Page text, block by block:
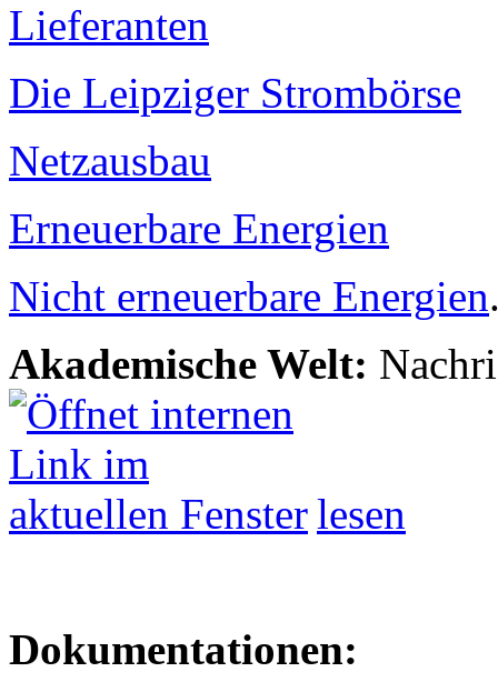
Lieferanten
Die Leipziger Strombörse
Netzausbau
Erneuerbare Energien
Nicht erneuerbare Energien
Akademische Welt:
lesen
Dokumentationen: